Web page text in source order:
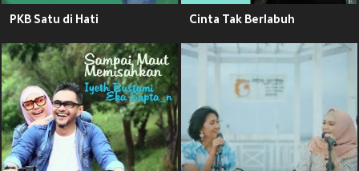
PKB Satu di Hati Cinta Tak Berlabuh